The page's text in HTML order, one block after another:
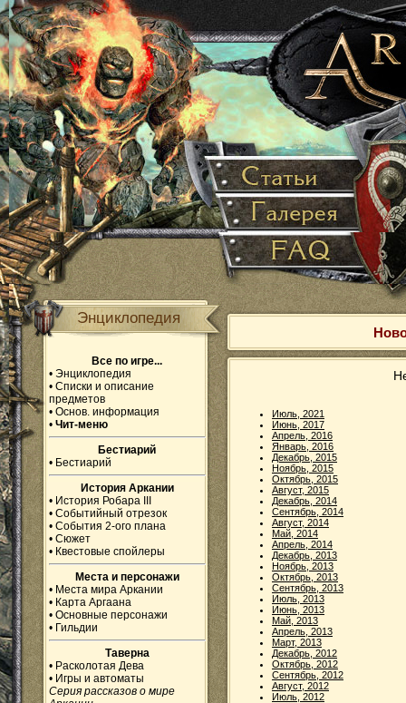
Энциклопедия
Все по игре...
• Энциклопедия
• Списки и описание
предметов
• Основ. информация
• Чит-меню
Бестиарий
• Бестиарий
История Аркании
• История Робара III
• Событийный отрезок
• События 2-ого плана
• Сюжет
• Квестовые спойлеры
Места и персонажи
• Места мира Аркании
• Карта Аргаана
• Основные персонажи
• Гильдии
Таверна
• Расколотая Дева
• Игры и автоматы
Серия рассказов о мире
Июль, 2021
Июнь, 2017
Апрель, 2016
Январь, 2016
Декабрь, 2015
Ноябрь, 2015
Октябрь, 2015
Август, 2015
Декабрь, 2014
Сентябрь, 2014
Август, 2014
Май, 2014
Апрель, 2014
Декабрь, 2013
Ноябрь, 2013
Октябрь, 2013
Сентябрь, 2013
Июль, 2013
Июнь, 2013
Май, 2013
Апрель, 2013
Март, 2013
Декабрь, 2012
Октябрь, 2012
Сентябрь, 2012
Август, 2012
Июль, 2012